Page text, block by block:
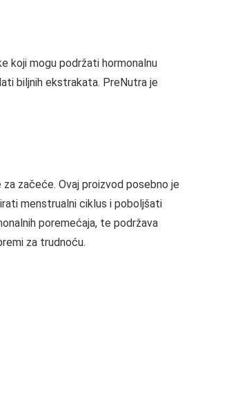
koji mogu podržati hormonalnu
biljnih ekstrakata. PreNutra je
začeće. Ovaj proizvod posebno je
menstrualni ciklus i poboljšati
poremećaja, te podržava
za trudnoću.